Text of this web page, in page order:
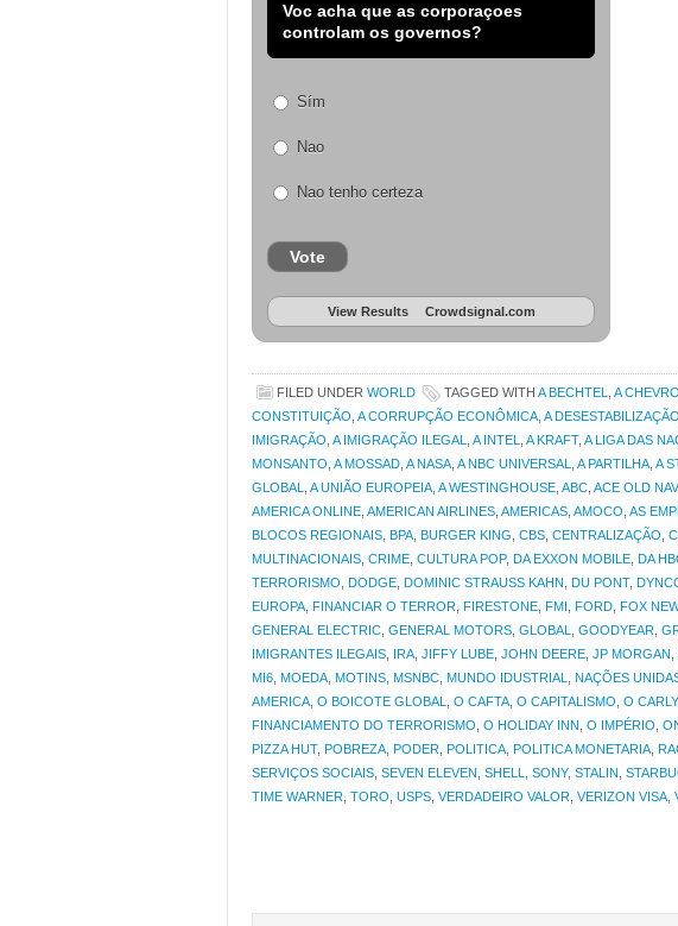
Voc acha que as corporaçoes
controlam os governos?
Sím
Nao
Nao tenho certeza
Vote
View Results Crowdsignal.com
FILED UNDER WORLD TAGGED WITH A BECHTEL A
CONSTITUIÇÃO A CORRUPÇÃO ECONÔMICA A DESESTABILIZAÇÃO
IMIGRAÇÃO A IMIGRAÇÃO ILEGAL A INTEL A KRAFT, A LIGA DAS
MONSANTO A MOSSAD A NASA A NBC UNIVERSAL A PARTILHA A
GLOBAL
A UNIÃO EUROPEIA A WESTINGHOUSE ABC ACE OLD
AMERICA ONLINE AMERICAN AIRLINES AMERICAS AMOCO AS
BLOCOS REGIONAIS BPA BURGER KING CBS CENTRALIZAÇÃO
MULTINACIONAIS CRIME CULTURA POP, DA EXXON MOBILE DA
TERRORISMO DODGE DOMINIC STRAUSS KAHN DU PONT,
EUROPA FINANCIAR O TERROR FIRESTONE FMI FORD FOX
GENERAL ELECTRIC GENERAL MOTORS GLOBAL GOODYEAR
IMIGRANTES ILEGAIS IRA JIFFY LUBE JOHN DEERE JP MORGAN
MI6 MOEDA MOTINS MSNBC MUNDO IDUSTRIAL NAÇÕES
AMERICA O BOICOTE GLOBAL O CAFTA O CAPITALISMO O
FINANCIAMENTO DO TERRORISMO O HOLIDAY INN O IMPÉRIO
PIZZA HUT, POBREZA PODER POLITICA POLITICA MONETARIA
SERVIÇOS SOCIAIS SEVEN ELEVEN SHELL SONY, STALIN
TIME WARNER TORO USPS VERDADEIRO VALOR VERIZON VISA